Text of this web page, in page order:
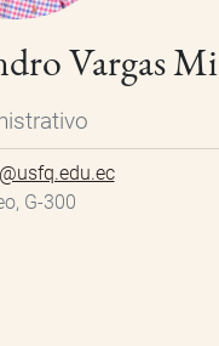
Vargas
G-300